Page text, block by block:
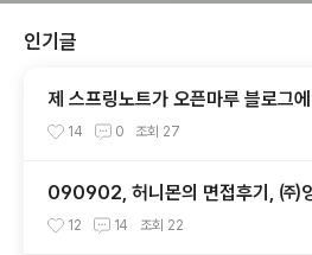
인기글
제 스프링노트가 오픈마루 블로그
되었어요. ㅠㅅ-)b
14 0 조회 27
090902, 허니몬의 면접후기, ㈜
넷 기술 면접 후 또한번 깨달음을 얻
12 14 조회 22